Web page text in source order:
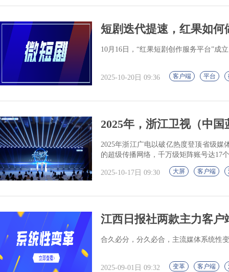
短剧迭代提速，红果如何
10月16日，“红果短剧创作服务平台”成
2025-10-20日 09:36 客户端 平台
2025年，浙江卫视（中
2025年浙江广电以破亿热度登顶省级媒
的超级传播网络，千万级矩阵账号达17
2025-10-17日 09:30 大屏 客户端
江西日报社两款主力客户
合久必分，分久必合，主流媒体系统性
2025-09-01日 09:32 变革 客户端